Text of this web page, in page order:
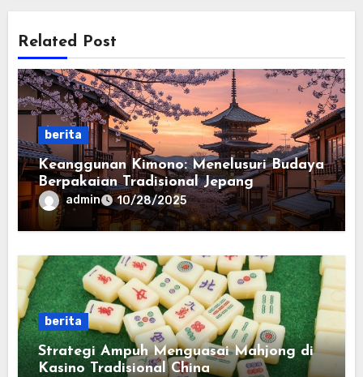
Related Post
berita
Keanggunan Kimono: Menelusuri Budaya
Berpakaian Tradisional Jepang
admin 10/28/2025
berita
Strategi Ampuh Menguasai Mahjong di
Kasino Tradisional China